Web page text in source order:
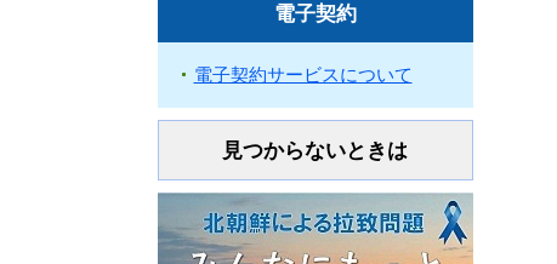
電子契約
電子契約サービスについて
見つからないときは